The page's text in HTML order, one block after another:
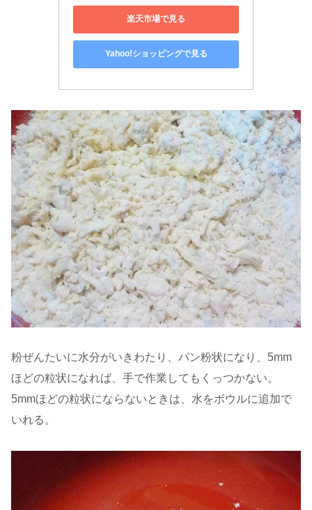
楽天市場で見る
Yahoo!ショッピングで見る
粉ぜんたいに水分がいきわたり、パン粉状になり、5mm
ほどの粒状になれば、手で作業してもくっつかない。
5mmほどの粒状にならないときは、水をボウルに追加で
いれる。